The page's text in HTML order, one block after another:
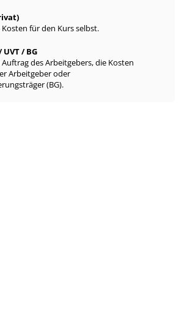
für den Kurs selbst.
/ BG
des Arbeitgebers, die Kosten
Arbeitgeber oder
(BG).